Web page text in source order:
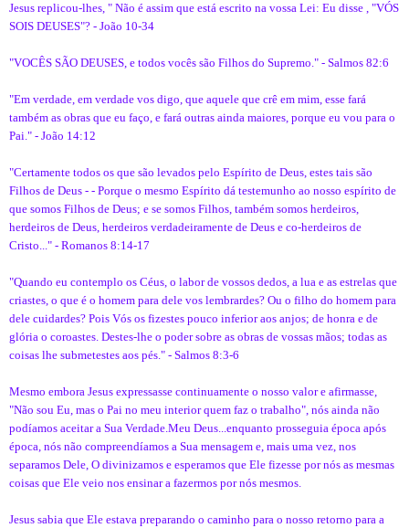
Jesus replicou-lhes, " Não é assim que está escrito na vossa Lei: Eu disse , "VÓS
SOIS DEUSES"? - João 10-34
"VOCÊS SÃO DEUSES, e todos vocês são Filhos do Supremo." - Salmos 82:6
"Em verdade, em verdade vos digo, que aquele que crê em mim, esse fará
também as obras que eu faço, e fará outras ainda maiores, porque eu vou para o
Pai." - João 14:12
"Certamente todos os que são levados pelo Espírito de Deus, estes tais são
Filhos de Deus - - Porque o mesmo Espírito dá testemunho ao nosso espírito de
que somos Filhos de Deus; e se somos Filhos, também somos herdeiros,
herdeiros de Deus, herdeiros verdadeiramente de Deus e co-herdeiros de
Cristo..." - Romanos 8:14-17
"Quando eu contemplo os Céus, o labor de vossos dedos, a lua e as estrelas que
criastes, o que é o homem para dele vos lembrardes? Ou o filho do homem para
dele cuidardes? Pois Vós os fizestes pouco inferior aos anjos; de honra e de
glória o coroastes. Destes-lhe o poder sobre as obras de vossas mãos; todas as
coisas lhe submetestes aos pés." - Salmos 8:3-6
Mesmo embora Jesus expressasse continuamente o nosso valor e afirmasse,
"Não sou Eu, mas o Pai no meu interior quem faz o trabalho", nós ainda não
podíamos aceitar a Sua Verdade.Meu Deus...enquanto prosseguia época após
época, nós não compreendíamos a Sua mensagem e, mais uma vez, nos
separamos Dele, O divinizamos e esperamos que Ele fizesse por nós as mesmas
coisas que Ele veio nos ensinar a fazermos por nós mesmos.
Jesus sabia que Ele estava preparando o caminho para o nosso retorno para a